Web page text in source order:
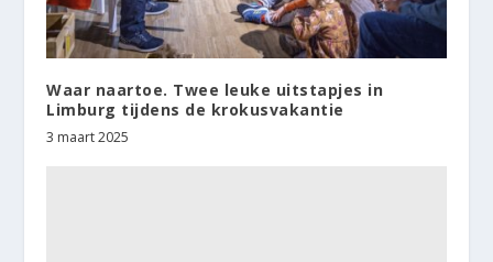
Waar naartoe. Twee leuke uitstapjes in
Limburg tijdens de krokusvakantie
3 maart 2025